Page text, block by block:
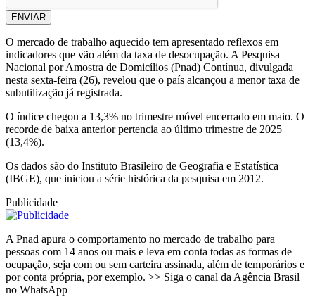
ENVIAR
O mercado de trabalho aquecido tem apresentado reflexos em
indicadores que vão além da taxa de desocupação. A Pesquisa
Nacional por Amostra de Domicílios (Pnad) Contínua, divulgada
nesta sexta-feira (26), revelou que o país alcançou a menor taxa de
subutilização já registrada.
O índice chegou a 13,3% no trimestre móvel encerrado em maio. O
recorde de baixa anterior pertencia ao último trimestre de 2025
(13,4%).
Os dados são do Instituto Brasileiro de Geografia e Estatística
(IBGE), que iniciou a série histórica da pesquisa em 2012.
Publicidade
A Pnad apura o comportamento no mercado de trabalho para
pessoas com 14 anos ou mais e leva em conta todas as formas de
ocupação, seja com ou sem carteira assinada, além de temporários e
por conta própria, por exemplo. >> Siga o canal da Agência Brasil
no WhatsApp